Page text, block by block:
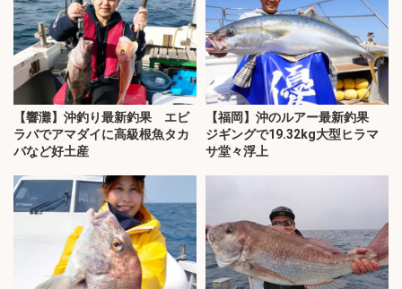
【響灘】沖釣り最新釣果 エビ
ラバでアマダイに高級根魚タカ
バなど好土産
【福岡】沖のルアー最新釣果
ジギングで19.32kg大型ヒラマ
サ堂々浮上